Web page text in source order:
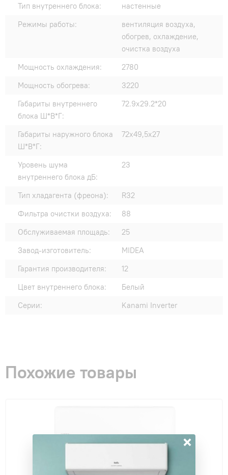
Тип внутреннего блока:
настенные
Режимы работы:
вентиляция воздуха,
обогрев, охлаждение,
очистка воздуха
Мощность охлаждения:
2780
Мощность обогрева:
3220
Габариты внутреннего
блока Ш*В*Г:
72.9x29.2*20
Габариты наружного блока
Ш*В*Г:
72x49,5x27
Уровень шума
внутреннего блока дБ:
23
Тип хладагента (фреона):
R32
Фильтра очистки воздуха:
88
Обслуживаемая площадь:
25
Завод-изготовитель:
MIDEA
Гарантия производителя:
12
Цвет внутреннего блока:
Белый
Серии:
Kanami Inverter
Похожие товары
×